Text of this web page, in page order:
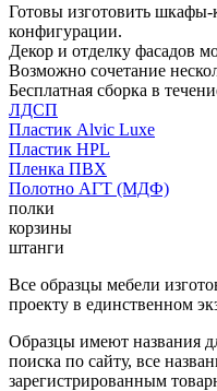
Готовы изготовить шкафы-
конфигурации.
Декор и отделку фасадов
Возможно сочетание
Бесплатная сборка в
ЛДСП
Пластик Alvic Luxe
Пластик HPL
Пленка ПВХ
Полотно АГТ (МДФ)
полки
корзины
штанги
Все образцы мебели
проекту в единственном
Образцы имеют названия
поиска по сайту, все
зарегистрированным